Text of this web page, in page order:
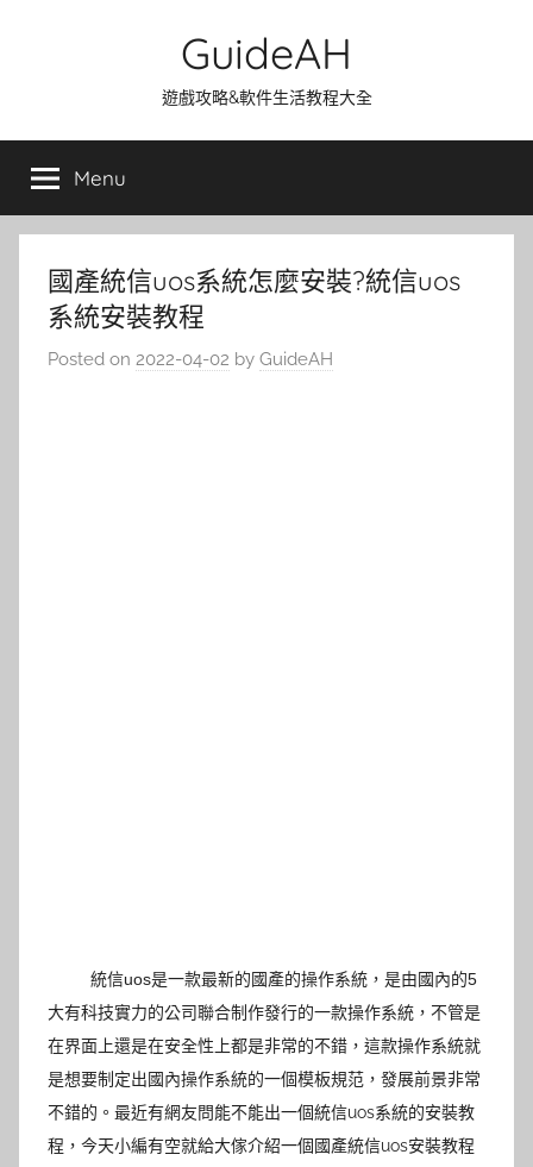
GuideAH
遊戲攻略&軟件生活教程大全
Menu
國產統信uos系統怎麼安裝?統信uos
系統安裝教程
Posted on 2022-04-02 by GuideAH
統信uos是一款最新的國產的操作系統，是由國內的5
大有科技實力的公司聯合制作發行的一款操作系統，不管是
在界面上還是在安全性上都是非常的不錯，這款操作系統就
是想要制定出國內操作系統的一個模板規范，發展前景非常
不錯的。最近有網友問能不能出一個統信uos系統的安裝教
程，今天小編有空就給大傢介紹一個國產統信uos安裝教程